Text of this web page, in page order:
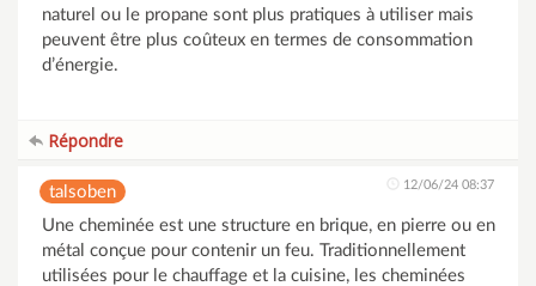
naturel ou le propane sont plus pratiques à utiliser mais
peuvent être plus coûteux en termes de consommation
d’énergie.
Répondre
talsoben 12/06/24 08:37
Une cheminée est une structure en brique, en pierre ou en
métal conçue pour contenir un feu. Traditionnellement
utilisées pour le chauffage et la cuisine, les cheminées